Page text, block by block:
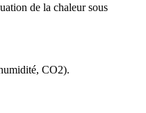
de la chaleur sous
CO2).